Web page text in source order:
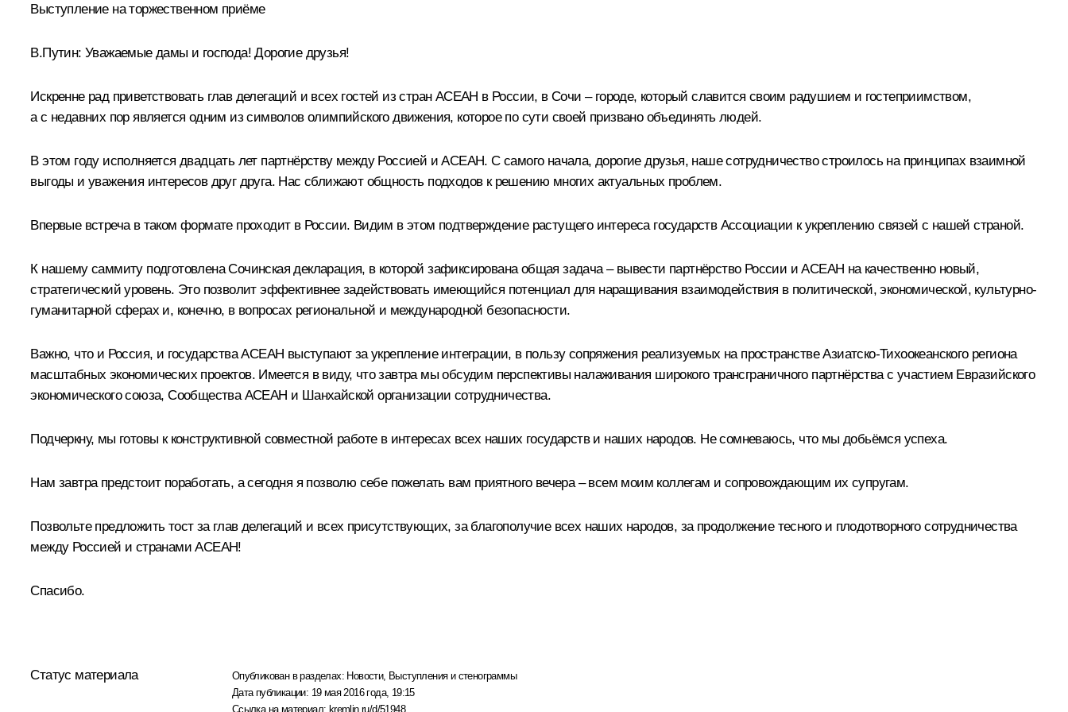
Выступление на торжественном приёме
В.Путин: Уважаемые дамы и господа! Дорогие друзья!
Искренне рад приветствовать глав делегаций и всех гостей из стран АСЕАН в России, в Сочи – городе, который славится своим радушием и гостеприимством,
а с недавних пор является одним из символов олимпийского движения, которое по сути своей призвано объединять людей.
В этом году исполняется двадцать лет партнёрству между Россией и АСЕАН. С самого начала, дорогие друзья, наше сотрудничество строилось на принципах взаимной
выгоды и уважения интересов друг друга. Нас сближают общность подходов к решению многих актуальных проблем.
Впервые встреча в таком формате проходит в России. Видим в этом подтверждение растущего интереса государств Ассоциации к укреплению связей с нашей страной.
К нашему саммиту подготовлена Сочинская декларация, в которой зафиксирована общая задача – вывести партнёрство России и АСЕАН на качественно новый,
стратегический уровень. Это позволит эффективнее задействовать имеющийся потенциал для наращивания взаимодействия в политической, экономической, культурно-
гуманитарной сферах и, конечно, в вопросах региональной и международной безопасности.
Важно, что и Россия, и государства АСЕАН выступают за укрепление интеграции, в пользу сопряжения реализуемых на пространстве Азиатско-Тихоокеанского региона
масштабных экономических проектов. Имеется в виду, что завтра мы обсудим перспективы налаживания широкого трансграничного партнёрства с участием Евразийского
экономического союза, Сообщества АСЕАН и Шанхайской организации сотрудничества.
Подчеркну, мы готовы к конструктивной совместной работе в интересах всех наших государств и наших народов. Не сомневаюсь, что мы добьёмся успеха.
Нам завтра предстоит поработать, а сегодня я позволю себе пожелать вам приятного вечера – всем моим коллегам и сопровождающим их супругам.
Позвольте предложить тост за глав делегаций и всех присутствующих, за благополучие всех наших народов, за продолжение тесного и плодотворного сотрудничества
между Россией и странами АСЕАН!
Спасибо.
Статус материала Опубликован в разделах: Новости, Выступления и стенограммы
Дата публикации: 19 мая 2016 года, 19:15
Ссылка на материал: kremlin.ru/d/51948